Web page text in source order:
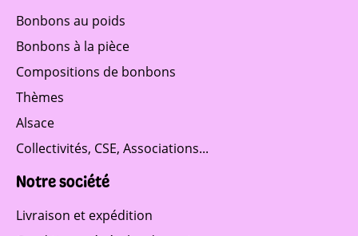
Bonbons au poids
Bonbons à la pièce
Compositions de bonbons
Thèmes
Alsace
Collectivités, CSE, Associations...
Notre société
Livraison et expédition